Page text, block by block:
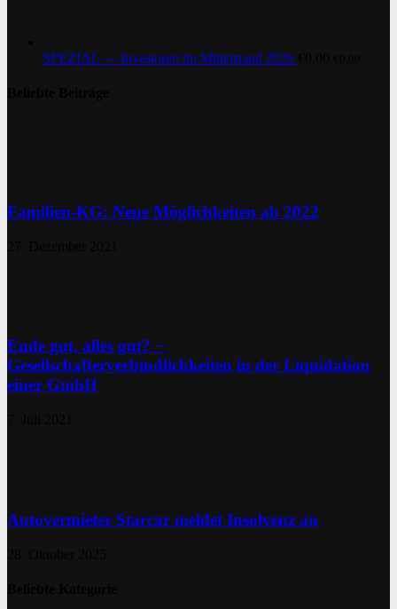
SPEZIAL — Investoren im Mittelstand 2026
Familien-KG: Neue Möglichkeiten ab 2022
Ende gut, alles gut? −
Gesellschafterverbindlichkeiten in der Liquidation
einer GmbH
Autovermieter Starcar meldet Insolvenz an